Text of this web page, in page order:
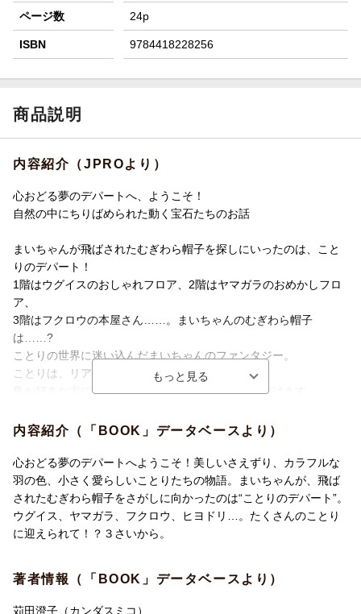
ページ数 24p
ISBN 9784418228256
商品説明
内容紹介（JPROより）
心おどる夢のデパートへ、ようこそ！
自然の中にちりばめられた動く宝石たちのお話
まいちゃんが飛ばされたむぎわら帽子を探しにいったのは、こと
りのデパート！
1階はウグイスのおしゃれフロア、2階はヤマガラのおめかしフロ
ア、
3階はフクロウの本屋さん……。まいちゃんのむぎわら帽子
は……?
ことりの世界に迷い込んだまいちゃんのファンタジー。
ことりは、リアルなのに実物以上にかわいらしく、
鳥が好きな方にもそうでない方にも楽しんでいただけます。
一緒にお買い物を楽しみましょう。
内容紹介（「BOOK」データベースより）
心おどる夢のデパートへようこそ！美しいさえずり、カラフルな
羽の色、小さく愛らしいことりたちの物語。まいちゃんが、飛ば
されたむぎわら帽子をさがしに向かったのは“ことりのデパート”。
ウグイス、ヤマガラ、フクロウ、ヒヨドリ…。たくさんのことり
に迎えられて！？３さいから。
著者情報（「BOOK」データベースより）
苅田澄子（カンダスミコ）